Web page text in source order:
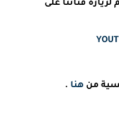
قناتنا على
من هنا .